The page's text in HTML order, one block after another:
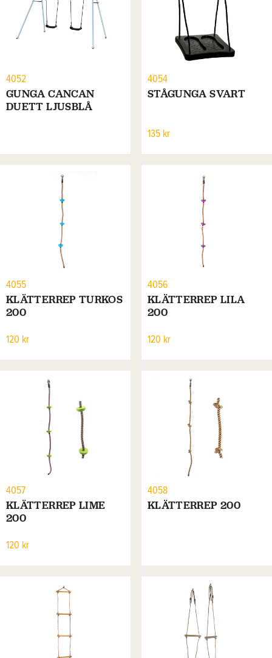
4052
GUNGA CANCAN
DUETT LJUSBLÅ
4054
STÅGUNGA SVART
135 kr
4055
KLÄTTERREP TURKOS
200
120 kr
4056
KLÄTTERREP LILA
200
120 kr
4057
KLÄTTERREP LIME
200
120 kr
4058
KLÄTTERREP 200